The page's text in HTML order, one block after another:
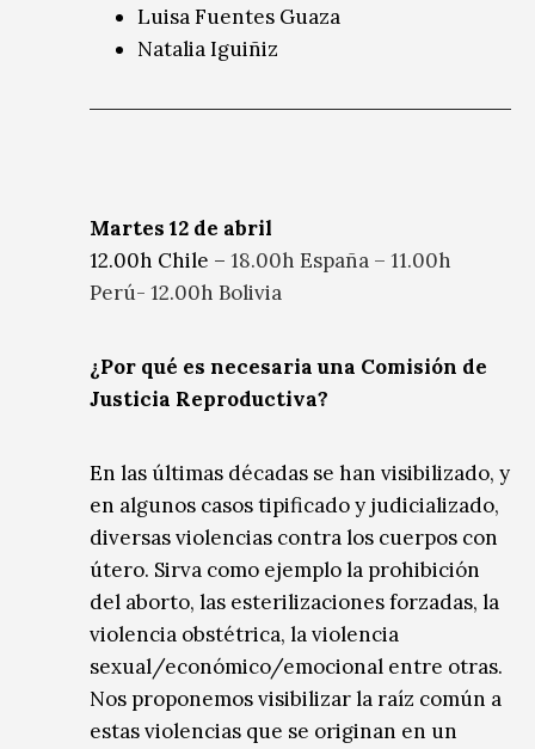
Luisa Fuentes Guaza
Natalia Iguiñiz
Martes 12 de abril
12.00h Chile – 18.00h España – 11.00h
Perú- 12.00h Bolivia
¿Por qué es necesaria una Comisión de
Justicia Reproductiva?
En las últimas décadas se han visibilizado, y
en algunos casos tipificado y judicializado,
diversas violencias contra los cuerpos con
útero. Sirva como ejemplo la prohibición
del aborto, las esterilizaciones forzadas, la
violencia obstétrica, la violencia
sexual/económico/emocional entre otras.
Nos proponemos visibilizar la raíz común a
estas violencias que se originan en un